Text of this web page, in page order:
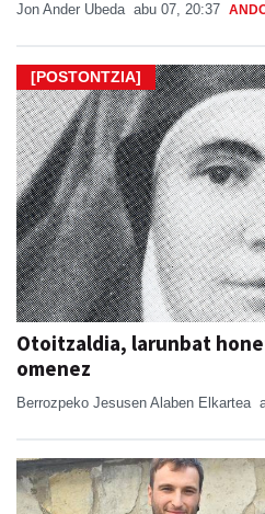
Jon Ander Ubeda abu 07, 20:37
[POSTONTZIA]
Otoitzaldia, larunbat
omenez
Berrozpeko Jesusen Alaben Elkartea